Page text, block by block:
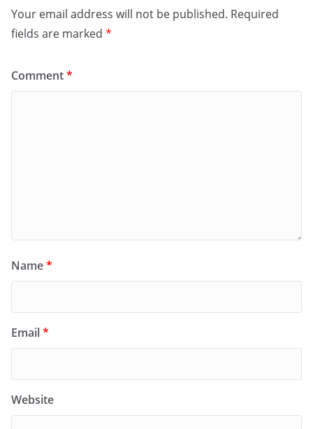
Your email address will not be published. Required
fields are marked *
Comment*
Name*
Email*
Website